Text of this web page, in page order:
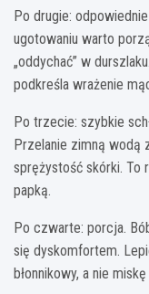
Po drugie:
ugotowaniu warto
„oddychać” w
podkreśla wrażenie
Po trzecie: szybkie
Przelanie zimną wodą
sprężystość skórki. To
papką.
Po czwarte: porcja.
się dyskomfortem.
błonnikowy, a nie miskę